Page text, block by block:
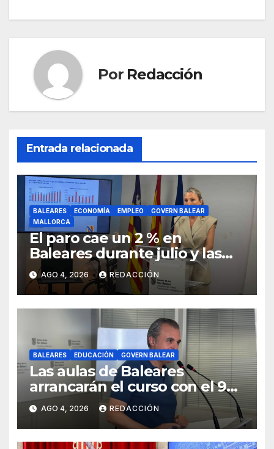
k
Por Redacción
Entrada relacionada
BALEARES ECONOMÍA EMPLEO
GOVERN BALEAR
MALLORCA
El paro cae un 2 % en
Baleares durante julio y las
islas lideran la contratación
indefinida
AGO 4, 2026 REDACCIÓN
BALEARES EDUCACIÓN GOVERN BALEAR
Las aulas de Baleares
arrancarán el curso con el 99
% de las plazas de profesores
cubiertas
AGO 4, 2026 REDACCIÓN